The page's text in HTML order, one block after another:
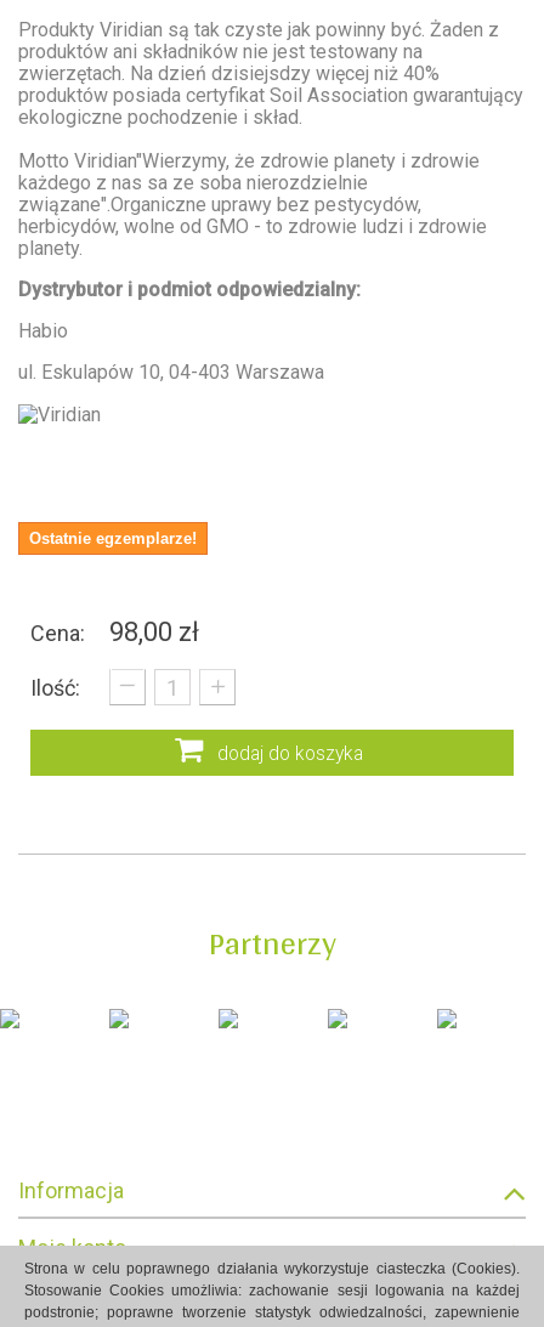
Strona w celu poprawnego działania wykorzystuje ciasteczka (Cookies).
Stosowanie Cookies umożliwia: zachowanie sesji logowania na każdej
podstronie; poprawne tworzenie statystyk odwiedzalności, zapewnienie
Produkty Viridian są tak czyste jak powinny być. Żaden z
produktów ani składników nie jest testowany na
zwierzętach. Na dzień dzisiejsdzy więcej niż 40%
produktów posiada certyfikat Soil Association gwarantujący
ekologiczne pochodzenie i skład.
Motto Viridian"Wierzymy, że zdrowie planety i zdrowie
każdego z nas sa ze soba nierozdzielnie
związane".Organiczne uprawy bez pestycydów,
herbicydów, wolne od GMO - to zdrowie ludzi i zdrowie
planety.
Dystrybutor i podmiot odpowiedzialny:
Habio
ul. Eskulapów 10, 04-403 Warszawa
Ostatnie egzemplarze!
Cena: 98,00 zł
Ilość:
_ +
dodaj do koszyka
Partnerzy
Informacja
Moje konto
Informacja o sklepie